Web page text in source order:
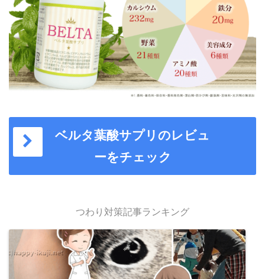
ベルタ葉酸サプリのレビュ
ーをチェック
つわり対策記事ランキング